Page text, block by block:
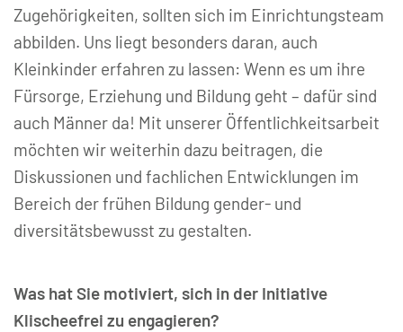
Zugehörigkeiten, sollten sich im Einrichtungsteam
abbilden. Uns liegt besonders daran, auch
Kleinkinder erfahren zu lassen: Wenn es um ihre
Fürsorge, Erziehung und Bildung geht – dafür sind
auch Männer da! Mit unserer Öffentlichkeitsarbeit
möchten wir weiterhin dazu beitragen, die
Diskussionen und fachlichen Entwicklungen im
Bereich der frühen Bildung gender- und
diversitätsbewusst zu gestalten.
Was hat Sie motiviert, sich in der Initiative
Klischeefrei zu engagieren?